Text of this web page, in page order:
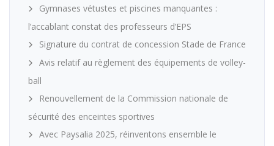
Gymnases vétustes et piscines manquantes :
l’accablant constat des professeurs d’EPS
Signature du contrat de concession Stade de France
Avis relatif au règlement des équipements de volley-
ball
Renouvellement de la Commission nationale de
sécurité des enceintes sportives
Avec Paysalia 2025, réinventons ensemble le